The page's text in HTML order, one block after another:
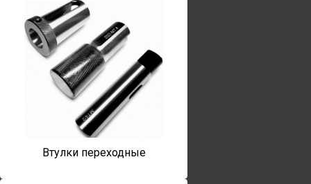
Втулки переходные